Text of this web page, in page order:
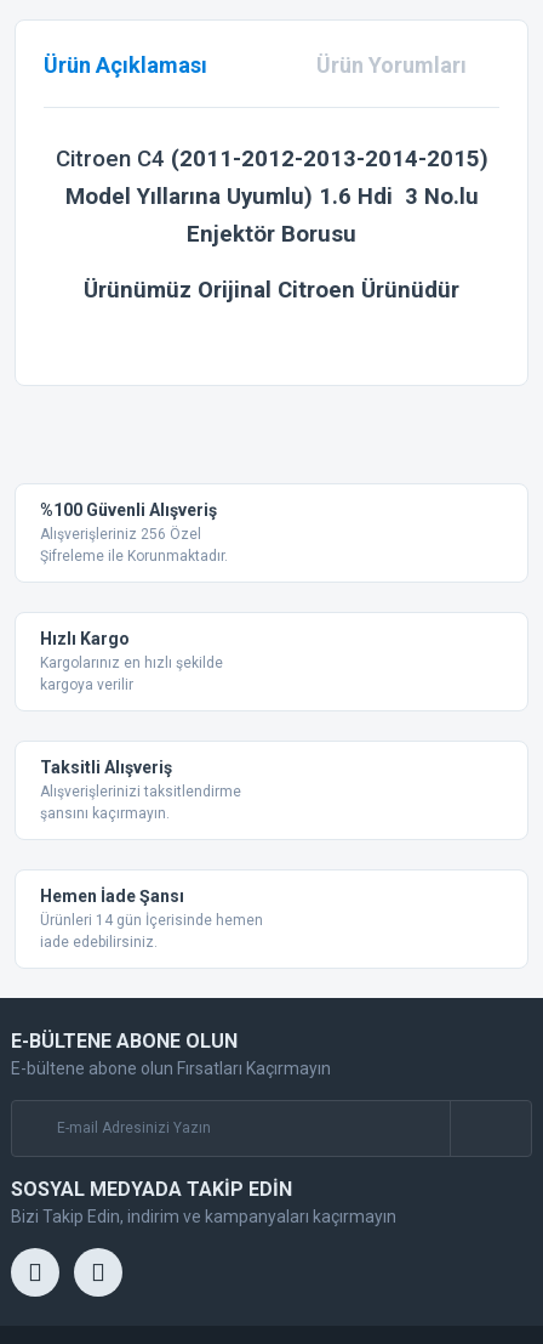
Ürün Açıklaması Ürün Yorumları
Citroen C4 (2011-2012-2013-2014-2015)
Model Yıllarına Uyumlu) 1.6 Hdi 3 No.lu
Enjektör Borusu
Ürünümüz Orijinal Citroen Ürünüdür
Ürün resmi kalitesiz, bozuk veya görüntülenemiyor.
Ürün açıklamasında eksik bilgiler bulunuyor.
Bu ürüne benzer farklı alternatifler olmalı.
%100 Güvenli Alışveriş
Alışverişleriniz 256 Özel
Şifreleme ile Korunmaktadır.
Hızlı Kargo
Kargolarınız en hızlı şekilde
kargoya verilir
Taksitli Alışveriş
Alışverişlerinizi taksitlendirme
şansını kaçırmayın.
Hemen İade Şansı
Ürünleri 14 gün İçerisinde hemen
iade edebilirsiniz.
E-BÜLTENE ABONE OLUN
E-bültene abone olun Fırsatları Kaçırmayın
SOSYAL MEDYADA TAKİP EDİN
Bizi Takip Edin, indirim ve kampanyaları kaçırmayın